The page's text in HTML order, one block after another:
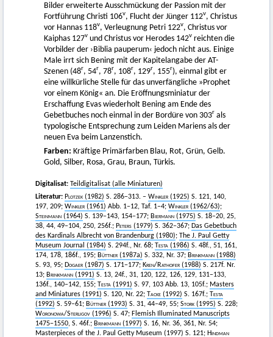
Bilder erweiterte Ausschmückung der Passion mit der
Fortführung Christi 106v, Flucht der Jünger 112v, Christus
vor Hannas 118v, Verleugnung Petri 122v, Christus vor
Kaiphas 127v und Christus vor Herodes 142v reichten die
Vorbilder der ›Biblia pauperum‹ jedoch nicht aus. Einige
Male irrt sich Bening mit der Kapitelangabe der AT-
Szenen (48r, 54r, 78r, 108r, 129r, 155r), einmal gibt er
eine willkürliche Stelle für das unverfängliche »Prophet
vor einem König« an. Die Eröffnungsminiatur der
Erschaffung Evas wiederholt Bening am Ende des
Gebetbuches noch einmal in der Bordüre von 303r als
typologische Entsprechung zum Leiden Mariens als der
neuen Eva beim Lanzenstich.
Farben: Kräftige Primärfarben Blau, Rot, Grün, Gelb.
Gold, Silber, Rosa, Grau, Braun, Türkis.
Digitalisat:
Teildigitalisat (alle Miniaturen)
Literatur: Plotzek (1982) S. 286−313. – Winkler (1925) S. 121, 140,
197, 209; Winkler (1961) Abb. 1–12, Taf. 1–4; Winkler (1962/63);
Steinmann (1964) S. 139–143, 154–177; Biermann (1975) S. 18–20, 25,
38, 44, 49−104, 250, 256f.; Peters (1979) S. 362–367; Das Gebetbuch
des Kardinals Albrecht von Brandenburg (1980); The J. Paul Getty
Museum Journal (1984) S. 294f., Nr. 68; Testa (1986) S. 48f., 51, 161,
174, 178, 186f., 195; Büttner (1987a) S. 332, Nr. 37; Brinkmann (1988)
S. 93, 95; Dogaer (1987) S. 171−177; Kren/ Rathofer (1988) S. 217f. Nr.
13; Brinkmann (1991) S. 13, 24f., 31, 120, 122, 126, 129, 131−133,
136f., 140−142, 155; Testa (1991) S. 97, 103 Abb. 13, 105f.; Masters
and Miniatures (1991) S. 120, Nr. 22; Tacke (1992) S. 167f.; Testa
(1992) S. 59–61; Büttner (1993) S. 31, 44–49, 55; Stork (1995) S. 228;
Woronowa/Sterligov (1996) S. 47; Flemish Illuminated Manuscripts
1475−1550, S. 46f.; Brinkmann (1997) S. 16, Nr. 36, 361, Nr. 54;
Masterpieces of the J. Paul Getty Museum (1997) S. 121; Hindman